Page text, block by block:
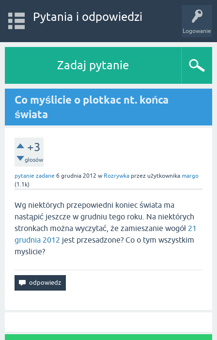
Logowanie
Pytania i odpowiedzi
Zadaj pytanie
Co myślicie o plotkac nt. końca
świata
+3
głosów
pytanie zadane 6 grudnia 2012 w Rozrywka przez użytkownika margo
(1.1k)
Wg niektórych przepowiedni koniec świata ma
nastąpić jeszcze w grudniu tego roku. Na niektórych
stronkach można wyczytać, że zamieszanie wogół 21
grudnia 2012 jest przesadzone? Co o tym wszystkim
myslicie?